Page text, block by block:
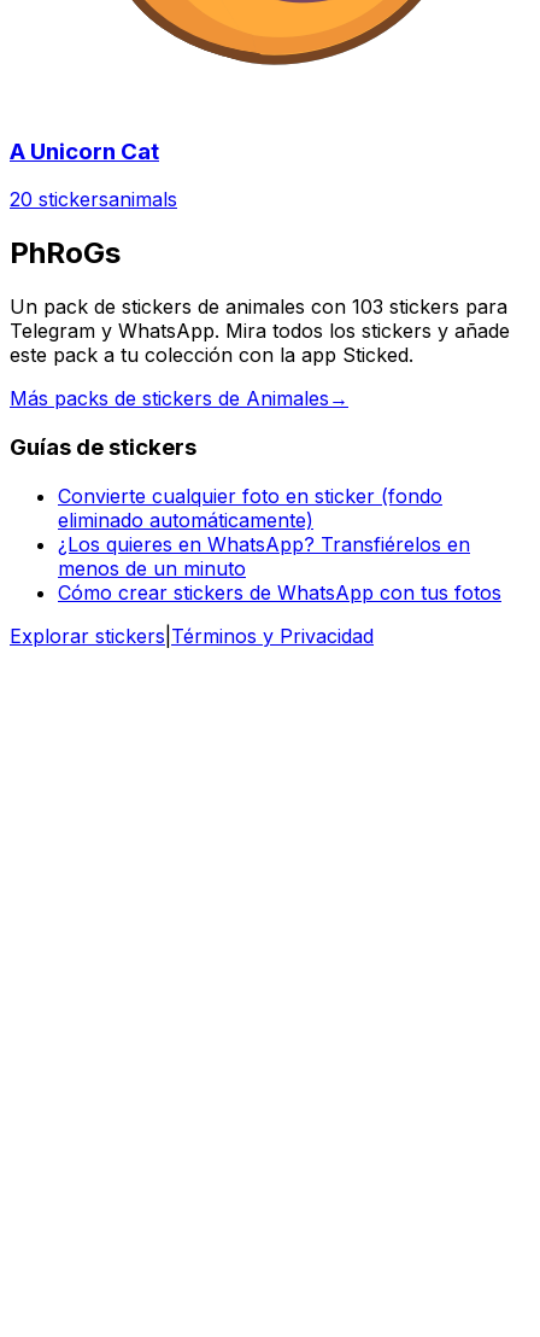
A Unicorn Cat
20 stickersanimals
PhRoGs
Un pack de stickers de animales con 103 stickers para
Telegram y WhatsApp. Mira todos los stickers y añade
este pack a tu colección con la app Sticked.
Más packs de stickers de Animales →
Guías de stickers
Convierte cualquier foto en sticker (fondo
eliminado automáticamente)
¿Los quieres en WhatsApp? Transfiérelos en
menos de un minuto
Cómo crear stickers de WhatsApp con tus fotos
Explorar stickers Términos y Privacidad